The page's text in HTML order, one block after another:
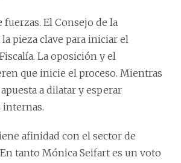
El Consejo de la
pieza clave para iniciar el
La oposición y el
que inicie el proceso. Mientras
a dilatar y esperar
internas.
afinidad con el sector de
tanto Mónica Seifart es un voto